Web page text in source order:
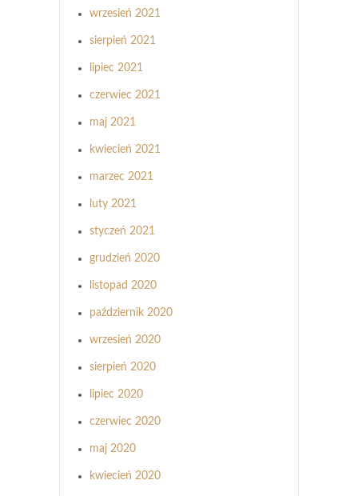
wrzesień 2021
sierpień 2021
lipiec 2021
czerwiec 2021
maj 2021
kwiecień 2021
marzec 2021
luty 2021
styczeń 2021
grudzień 2020
listopad 2020
październik 2020
wrzesień 2020
sierpień 2020
lipiec 2020
czerwiec 2020
maj 2020
kwiecień 2020